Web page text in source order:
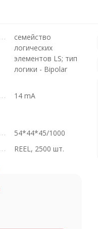
семейство
логических
элементов LS; тип
логики - Bipolar
14 mA
54*44*45/1000
REEL, 2500 шт.